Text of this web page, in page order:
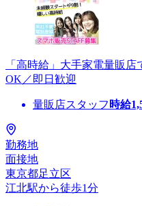
「高時給」大手家電量販
OK／即日歓迎
量販店スタッフ 時給
勤務地
面接地
東京都足立区
江北駅から徒歩1分